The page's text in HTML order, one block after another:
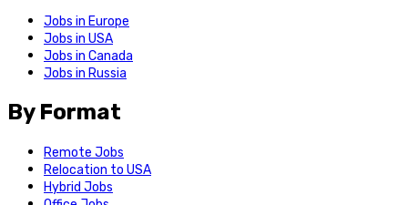
Jobs in Europe
Jobs in USA
Jobs in Canada
Jobs in Russia
By Format
Remote Jobs
Relocation to USA
Hybrid Jobs